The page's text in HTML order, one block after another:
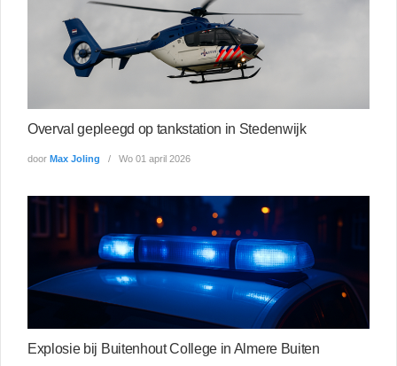
Overval gepleegd op tankstation in Stedenwijk
door Max Joling Wo 01 april 2026
Explosie bij Buitenhout College in Almere Buiten